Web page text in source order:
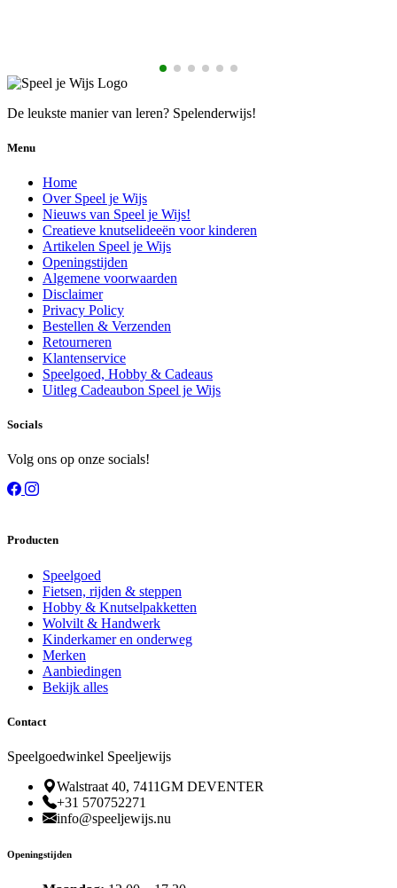
De leukste manier van leren? Spelenderwijs!
Menu
Home
Over Speel je Wijs
Nieuws van Speel je Wijs!
Creatieve knutselideeën voor kinderen
Artikelen Speel je Wijs
Openingstijden
Algemene voorwaarden
Disclaimer
Privacy Policy
Bestellen & Verzenden
Retourneren
Klantenservice
Speelgoed, Hobby & Cadeaus
Uitleg Cadeaubon Speel je Wijs
Socials
Volg ons op onze socials!
Producten
Speelgoed
Fietsen, rijden & steppen
Hobby & Knutselpakketten
Wolvilt & Handwerk
Kinderkamer en onderweg
Merken
Aanbiedingen
Bekijk alles
Contact
Speelgoedwinkel Speeljewijs
Walstraat 40, 7411GM DEVENTER
+31 570752271
info@speeljewijs.nu
Openingstijden